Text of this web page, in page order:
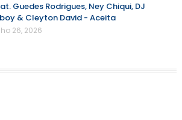
Guedes Rodrigues, Ney Chiqui, DJ
& Cleyton David - Aceita
26, 2026